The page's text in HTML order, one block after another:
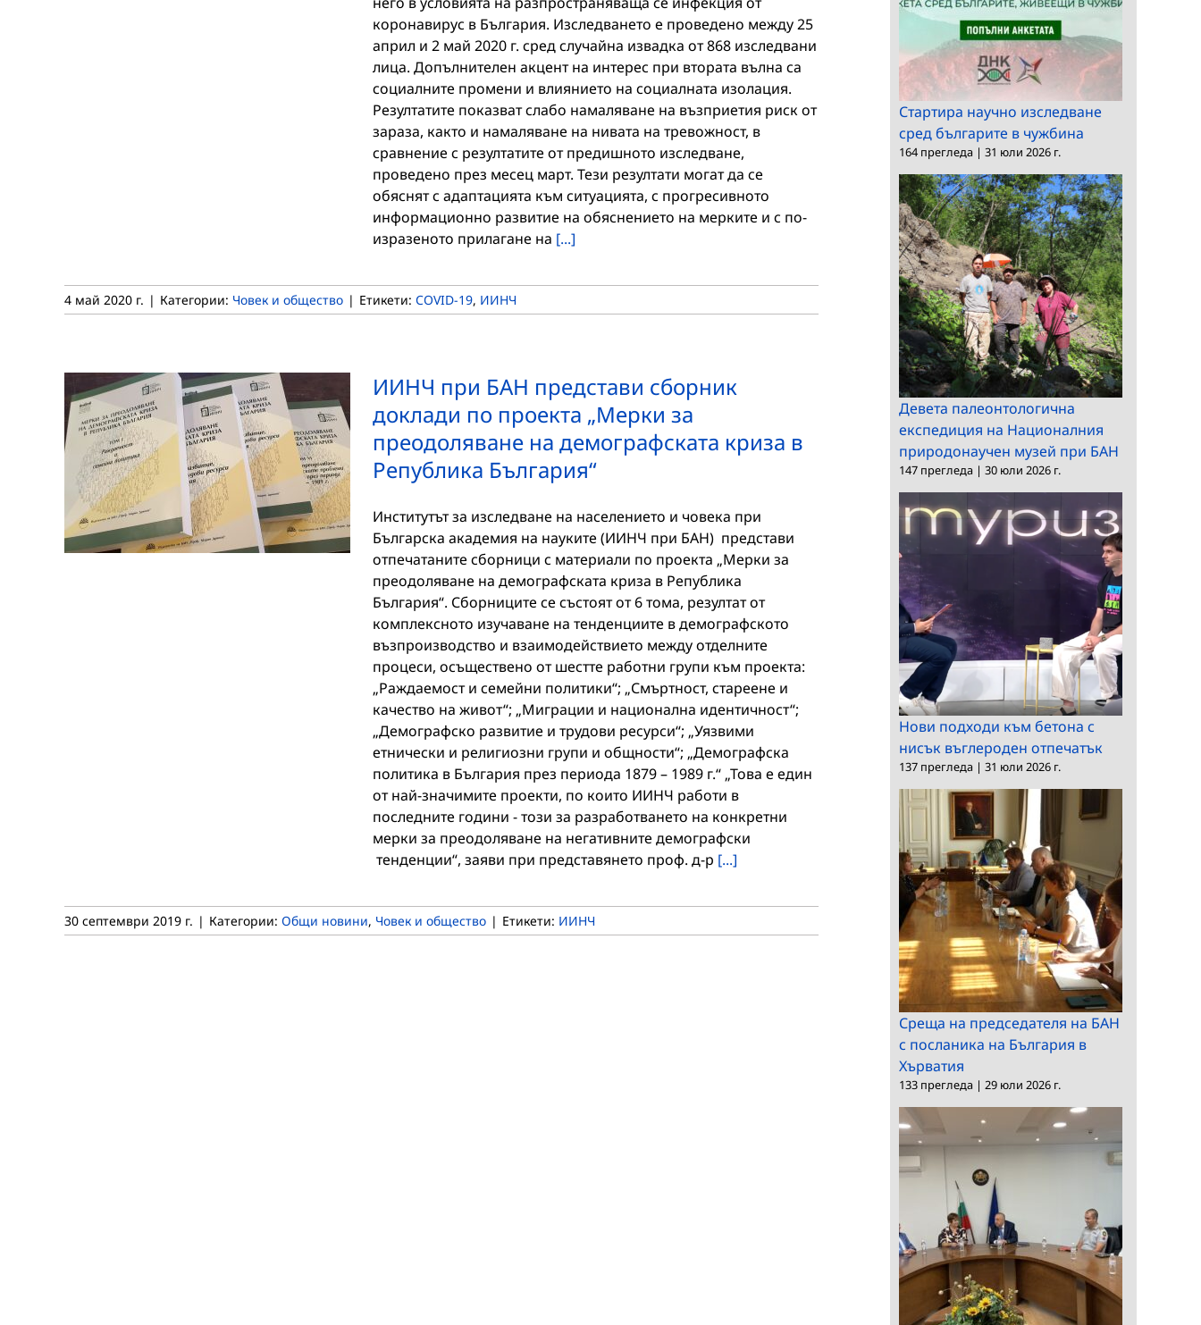
коронавирус в България. Изследването е проведено между 25
април и 2 май 2020 г. сред случайна извадка от 868 изследвани
лица. Допълнителен акцент на интерес при втората вълна са
социалните промени и влиянието на социалната изолация.
Резултатите показват слабо намаляване на възприетия риск от
зараза, както и намаляване на нивата на тревожност, в
сравнение с резултатите от предишното изследване,
проведено през месец март. Тези резултати могат да се
обяснят с адаптацията към ситуацията, с прогресивното
информационно развитие на обяснението на мерките и с по-
изразеното прилагане на [...]
4 май 2020 г. | Категории: Човек и общество | Етикети: COVID-19, ИИНЧ
ИИНЧ при БАН представи сборник
доклади по проекта „Мерки за
преодоляване на демографската криза в
Република България“
Институтът за изследване на населението и човека при
Българска академия на науките (ИИНЧ при БАН) представи
отпечатаните сборници с материали по проекта „Мерки за
преодоляване на демографската криза в Република
България“. Сборниците се състоят от 6 тома, резултат от
комплексното изучаване на тенденциите в демографското
възпроизводство и взаимодействието между отделните
процеси, осъществено от шестте работни групи към проекта:
„Раждаемост и семейни политики“; „Смъртност, стареене и
качество на живот“; „Миграции и национална идентичност“;
„Демографско развитие и трудови ресурси“; „Уязвими
етнически и религиозни групи и общности“; „Демографска
политика в България през периода 1879 – 1989 г.“ „Това е един
от най-значимите проекти, по които ИИНЧ работи в
последните години - този за разработването на конкретни
мерки за преодоляване на негативните демографски
тенденции“, заяви при представянето проф. д-р [...]
30 септември 2019 г. | Категории: Общи новини, Човек и общество | Етикети: ИИНЧ
Стартира научно изследване
сред българите в чужбина
164 прегледа | 31 юли 2026 г.
Девета палеонтологична
експедиция на Националния
природонаучен музей при БАН
147 прегледа | 30 юли 2026 г.
Нови подходи към бетона с
нисък въглероден отпечатък
137 прегледа | 31 юли 2026 г.
Среща на председателя на БАН
с посланика на България в
Хърватия
133 прегледа | 29 юли 2026 г.